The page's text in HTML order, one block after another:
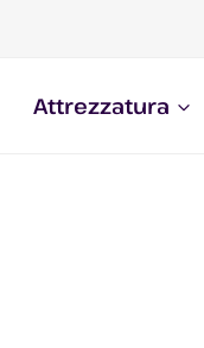
Attrezzatura